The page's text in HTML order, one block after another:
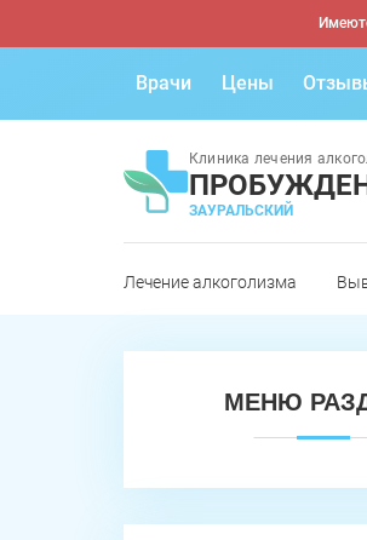
Врачи Цены
Клиника лечения
ЗАУРАЛЬСКИЙ
Лечение алкоголизма
МЕНЮ